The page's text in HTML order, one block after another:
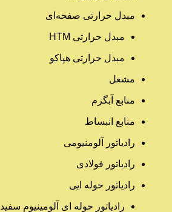
مبدل حرارتی صفحه‌ای
مبدل حرارتی HTM‎
مبدل حرارتی هپاکو
مشعل
منابع آبگرم
منابع انبساط
رادیاتور آلومنیومی
رادیاتور فولادی
رادیاتور حوله ایی
رادیاتور حوله ای آلومینیوم سفید